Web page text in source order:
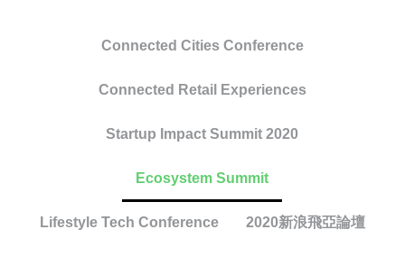
Connected Cities Conference
Connected Retail Experiences
Startup Impact Summit 2020
Ecosystem Summit
Lifestyle Tech Conference 2020新浪飛亞論壇